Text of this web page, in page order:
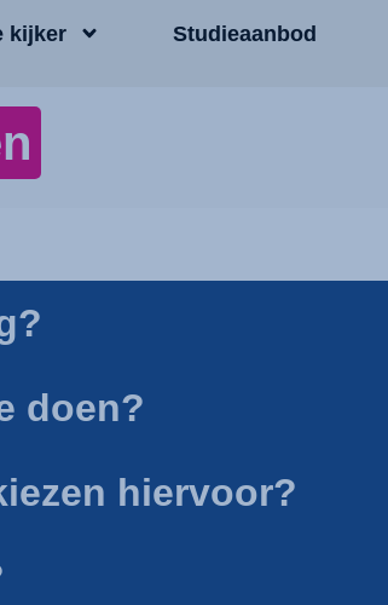
kijker Studieaanbod
doen?
hiervoor?